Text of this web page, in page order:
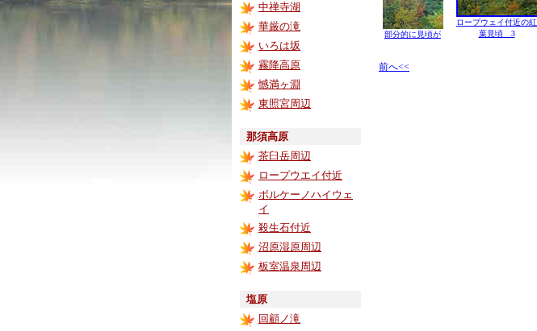
中禅寺湖
華厳の滝
いろは坂
霧降高原
憾満ヶ淵
東照宮周辺
那須高原
茶臼岳周辺
ロープウエイ付近
ボルケーノハイウェ
イ
殺生石付近
沼原湿原周辺
板室温泉周辺
塩原
回顧ノ滝
部分的に見頃が
ロープウェイ付近の紅
葉見頃 3
前へ<<